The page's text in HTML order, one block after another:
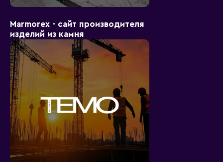
Marmorex - сайт производителя
изделий из камня